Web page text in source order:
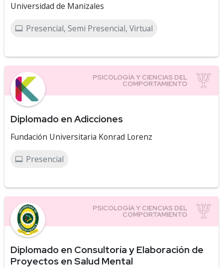
Universidad de Manizales
Presencial, Semi Presencial, Virtual
Diplomado en Adicciones
Fundación Universitaria Konrad Lorenz
Presencial
Diplomado en Consultoría y Elaboración de
Proyectos en Salud Mental